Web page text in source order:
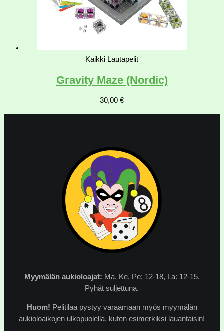
Kaikki Lautapelit
Gravity Maze (Nordic)
30,00 €
Myymälän aukioloajat: Ma, Ke, Pe: 12-18, La: 12-15.
Pyhät suljettuna.
Huom! Pelitilaa pystyy varaamaan myös myymälän
aukioloaikojen ulkopuolella, kuten esimerkiksi lauantaisin!